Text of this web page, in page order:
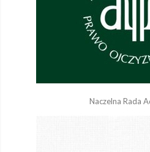
Naczelna Rada